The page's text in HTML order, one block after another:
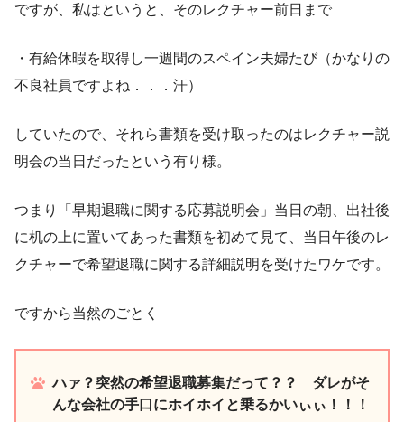
ですが、私はというと、そのレクチャー前日まで
・有給休暇を取得し一週間のスペイン夫婦たび（かなりの
不良社員ですよね．．．汗）
していたので、それら書類を受け取ったのはレクチャー説
明会の当日だったという有り様。
つまり「早期退職に関する応募説明会」当日の朝、出社後
に机の上に置いてあった書類を初めて見て、当日午後のレ
クチャーで希望退職に関する詳細説明を受けたワケです。
ですから当然のごとく
ハァ？突然の希望退職募集だって？？ ダレがそ
んな会社の手口にホイホイと乗るかいぃぃ！！！